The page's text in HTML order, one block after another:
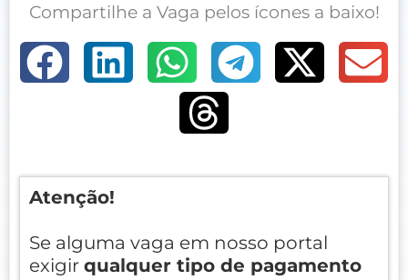
Compartilhe a Vaga pelos ícones a baixo!
Atenção!
Se alguma vaga em nosso portal
exigir qualquer tipo de pagamento